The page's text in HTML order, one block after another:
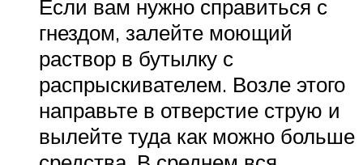
Если вам нужно справиться с
гнездом, залейте моющий
раствор в бутылку с
распрыскивателем. Возле этого
направьте в отверстие струю и
вылейте туда как можно больше